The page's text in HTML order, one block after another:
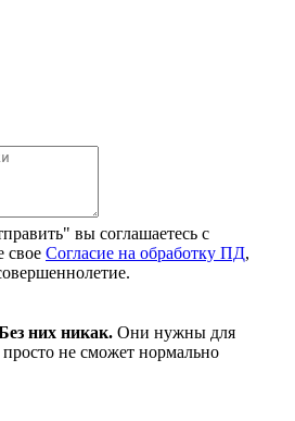
вы соглашаетесь с
свое Согласие на обработку ПД,
них никак. Они нужны для
не сможет нормально